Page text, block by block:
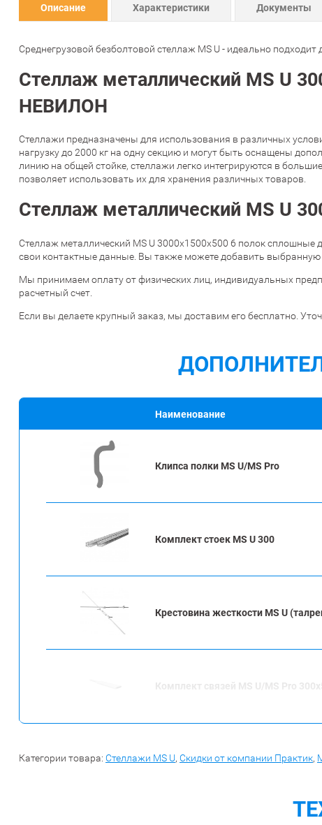
Описание Характеристики Документы
Среднегрузовой безболтовой стеллаж MS U - идеально
Стеллаж металлический MS U
НЕВИЛОН
Стеллажи предназначены для использования в различных
нагрузку до 2000 кг на одну секцию и могут быть оснащены
линию на общей стойке, стеллажи легко интегрируются в
позволяет использовать их для хранения различных товаров.
Стеллаж металлический MS U
Стеллаж металлический MS U 3000х1500х500 6 полок сплошные
свои контактные данные. Вы также можете добавить
Мы принимаем оплату от физических лиц, индивидуальных
расчетный счет.
Если вы делаете крупный заказ, мы доставим его бесплатно.
Наименование
Клипса полки MS U/MS Pro
Комплект стоек MS U 300
Крестовина жесткости MS U
Комплект связей MS U/MS Pro
Категории товара: Стеллажи MS U, Скидки от компании Практик,